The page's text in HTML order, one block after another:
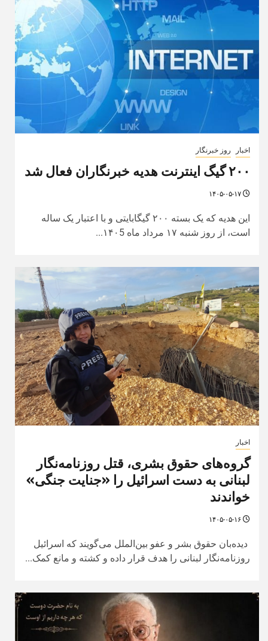
اخبار روز خبرنگار
۲۰۰ گیگ اینترنت هدیه خبرنگاران فعال شد
این هدیه که یک بسته ۲۰۰ گیگابایتی و با اعتبار یک ساله
است، از روز ‌شنبه ۱۷ مرداد ماه ۱۴۰5...
اخبار
گروه‌های حقوق بشری، قتل روزنامه‌نگار
لبنانی به دست اسرائیل را «جنایت جنگی»
خواندند
دیده‌بان حقوق بشر و عفو بین‌الملل می‌گویند که اسرائیل
روزنامه‌نگار لبنانی را هدف قرار داده و کشته و مانع کمک...